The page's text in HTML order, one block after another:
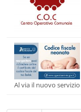
Al via il nuovo